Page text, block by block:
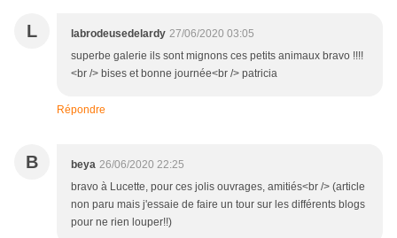
L labrodeusedelardy 27/06/2020 03:05
superbe galerie ils sont mignons ces petits animaux bravo !!!!
<br /> bises et bonne journée<br /> patricia
Répondre
B beya 26/06/2020 22:25
bravo à Lucette, pour ces jolis ouvrages, amitiés<br /> (article
non paru mais j'essaie de faire un tour sur les différents blogs
pour ne rien louper!!)